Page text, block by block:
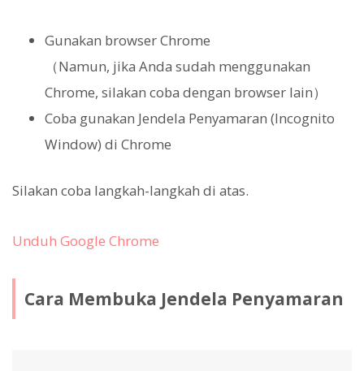
Gunakan browser Chrome
（Namun, jika Anda sudah menggunakan
Chrome, silakan coba dengan browser lain）
Coba gunakan Jendela Penyamaran (Incognito
Window) di Chrome
Silakan coba langkah-langkah di atas.
Unduh Google Chrome
Cara Membuka Jendela Penyamaran